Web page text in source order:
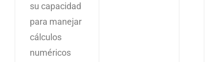
su capacidad
para manejar
cálculos
numéricos